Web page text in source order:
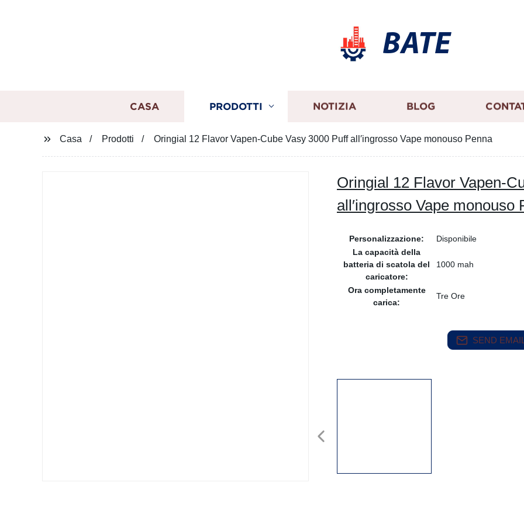
BATE
CASA PRODOTTI NOTIZIA BLOG
Casa Prodotti Oringial 12 Flavor Vapen-Cube Vasy 3000 Puff all′ingrosso Vape monouso Penna
Oringial 12 Flavor Vapen-
all′ingrosso Vape monouso
Personalizzazione:
Disponibile
La capacità della
batteria di scatola del
caricatore:
1000 mah
Ora completamente
carica:
Tre Ore
SEND